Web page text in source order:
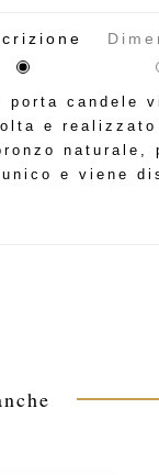
porta candele
e
unico e viene